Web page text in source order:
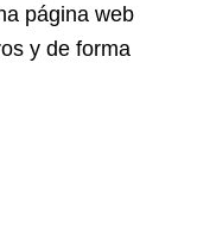
página web
y de forma